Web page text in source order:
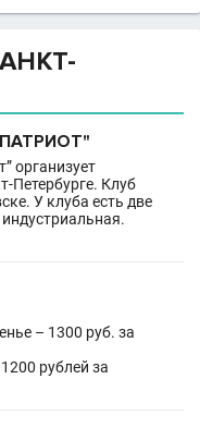
организует
Петербурге. Клуб
У клуба есть две
– 1300 руб. за
рублей за